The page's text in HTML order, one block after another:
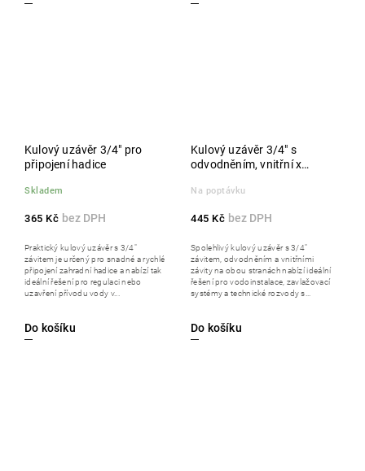
Kulový uzávěr 3/4" pro
připojení hadice
Skladem
365 Kč
Do košíku
Praktický kulový uzávěr s 3/4"
závitem je určený pro snadné a rychlé
připojení zahradní hadice a nabízí tak
ideální řešení pro regulaci nebo
uzavření přívodu vody v...
Kulový uzávěr 3/4" s
odvodněním, vnitřní x
Na poptávku
445 Kč
Do košíku
Spolehlivý kulový uzávěr s 3/4"
závitem, odvodněním a vnitřními
závity na obou stranách nabízí ideální
řešení pro vodoinstalace, zavlažovací
systémy a technické rozvody s...